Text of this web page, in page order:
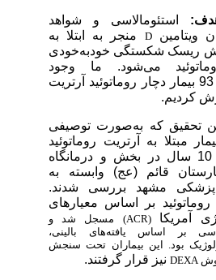
استئومالاسی و شواهد
ویتامینD
منجر به ابتلا به
ریسک شکستگی خودبه‌خودی
می‌شود. ما وجود
استئومالاسی در 93 بیمار دچار روماتوئید آرتریت
کردیم.
تحقیق که به‌صورت توصیفی
شد؛ 93 بیمار مبتلا به آرتریت روماتوئید
فعال در عرض 10 سال در بخش و درمانگاه
قائم (عج) وابسته به
مشهد بررسی شدند.
بر اساس معیارهای
آمریکا(ACR)
مسجل شد و
بر اساس یافته‌های بالینی،
بود. این بیماران تحت سنجش
DEXAنیز قرار گرفتند.